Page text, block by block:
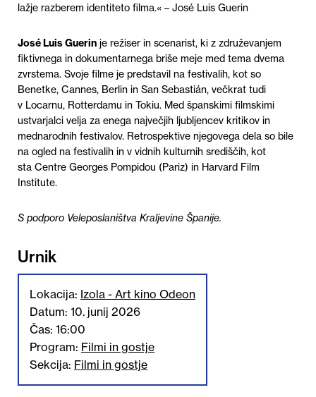
lažje razberem identiteto filma.« – José Luis Guerin
José Luis Guerin je režiser in scenarist, ki z združevanjem
fiktivnega in dokumentarnega briše meje med tema dvema
zvrstema. Svoje filme je predstavil na festivalih, kot so
Benetke, Cannes, Berlin in San Sebastián, večkrat tudi
v Locarnu, Rotterdamu in Tokiu. Med španskimi filmskimi
ustvarjalci velja za enega največjih ljubljencev kritikov in
mednarodnih festivalov. Retrospektive njegovega dela so bile
na ogled na festivalih in v vidnih kulturnih središčih, kot
sta Centre Georges Pompidou (Pariz) in Harvard Film
Institute.
S podporo Veleposlaništva Kraljevine Španije.
Urnik
Lokacija: Izola - Art kino Odeon
Datum: 10. junij 2026
Čas: 16:00
Program: Filmi in gostje
Sekcija: Filmi in gostje